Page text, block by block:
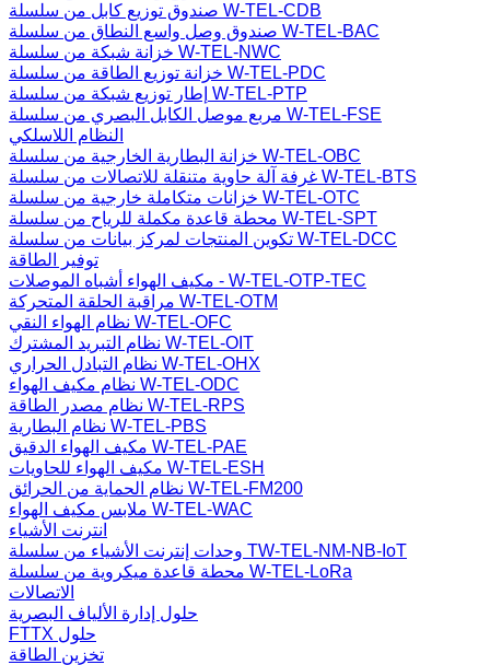
صندوق توزيع كابل من سلسلة W-TEL-CDB
صندوق وصل واسع النطاق من سلسلة W-TEL-BAC
خزانة شبكة من سلسلة W-TEL-NWC
خزانة توزيع الطاقة من سلسلة W-TEL-PDC
إطار توزيع شبكة من سلسلة W-TEL-PTP
مربع موصل الكابل البصري من سلسلة W-TEL-FSE
النظام اللاسلكي
خزانة البطارية الخارجية من سلسلة W-TEL-OBC
غرفة آلة حاوية متنقلة للاتصالات من سلسلة W-TEL-BTS
خزانات متكاملة خارجية من سلسلة W-TEL-OTC
محطة قاعدة مكملة للرياح من سلسلة W-TEL-SPT
تكوين المنتجات لمركز بيانات من سلسلة W-TEL-DCC
توفير الطاقة
مكيف الهواء أشباه الموصلات - W-TEL-OTP-TEC
مراقبة الحلقة المتحركة W-TEL-OTM
نظام الهواء النقي W-TEL-OFC
نظام التبريد المشترك W-TEL-OIT
نظام التبادل الحراري W-TEL-OHX
نظام مكيف الهواء W-TEL-ODC
نظام مصدر الطاقة W-TEL-RPS
نظام البطارية W-TEL-PBS
مكيف الهواء الدقيق W-TEL-PAE
مكيف الهواء للحاويات W-TEL-ESH
نظام الحماية من الحرائق W-TEL-FM200
ملابس مكيف الهواء W-TEL-WAC
انترنت الأشياء
وحدات إنترنت الأشياء من سلسلة TW-TEL-NM-NB-IoT
محطة قاعدة ميكروية من سلسلة W-TEL-LoRa
الاتصالات
حلول إدارة الألياف البصرية
FTTX حلول
تخزين الطاقة